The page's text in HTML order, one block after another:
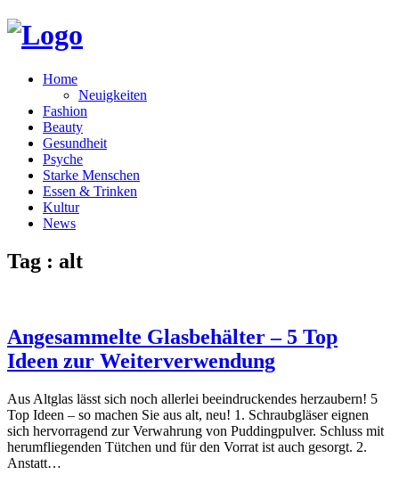
Home
Neuigkeiten
Fashion
Beauty
Gesundheit
Psyche
Starke Menschen
Essen & Trinken
Kultur
News
Tag : alt
Angesammelte Glasbehälter – 5 Top
Ideen zur Weiterverwendung
Aus Altglas lässt sich noch allerlei beeindruckendes herzaubern! 5
Top Ideen – so machen Sie aus alt, neu! 1. Schraubgläser eignen
sich hervorragend zur Verwahrung von Puddingpulver. Schluss mit
herumfliegenden Tütchen und für den Vorrat ist auch gesorgt. 2.
Anstatt…